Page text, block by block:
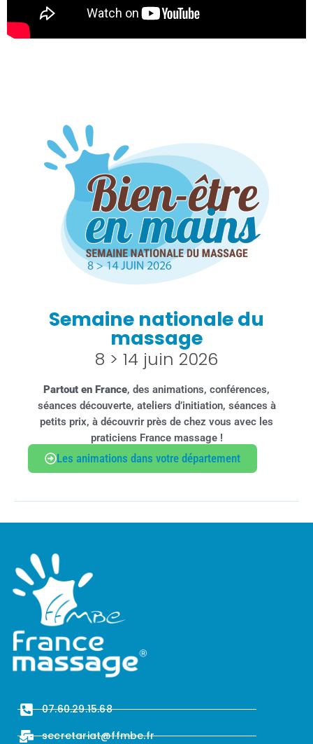
Semaine nationale du
massage
8 > 14 juin 2026
Partout en France, des animations, conférences,
séances découverte, ateliers d’initiation, séances à
petits prix, à découvrir près de chez vous avec les
praticiens France massage !
Les animations dans votre département
07.60.29.15.68
secretariat@ffmbe.fr